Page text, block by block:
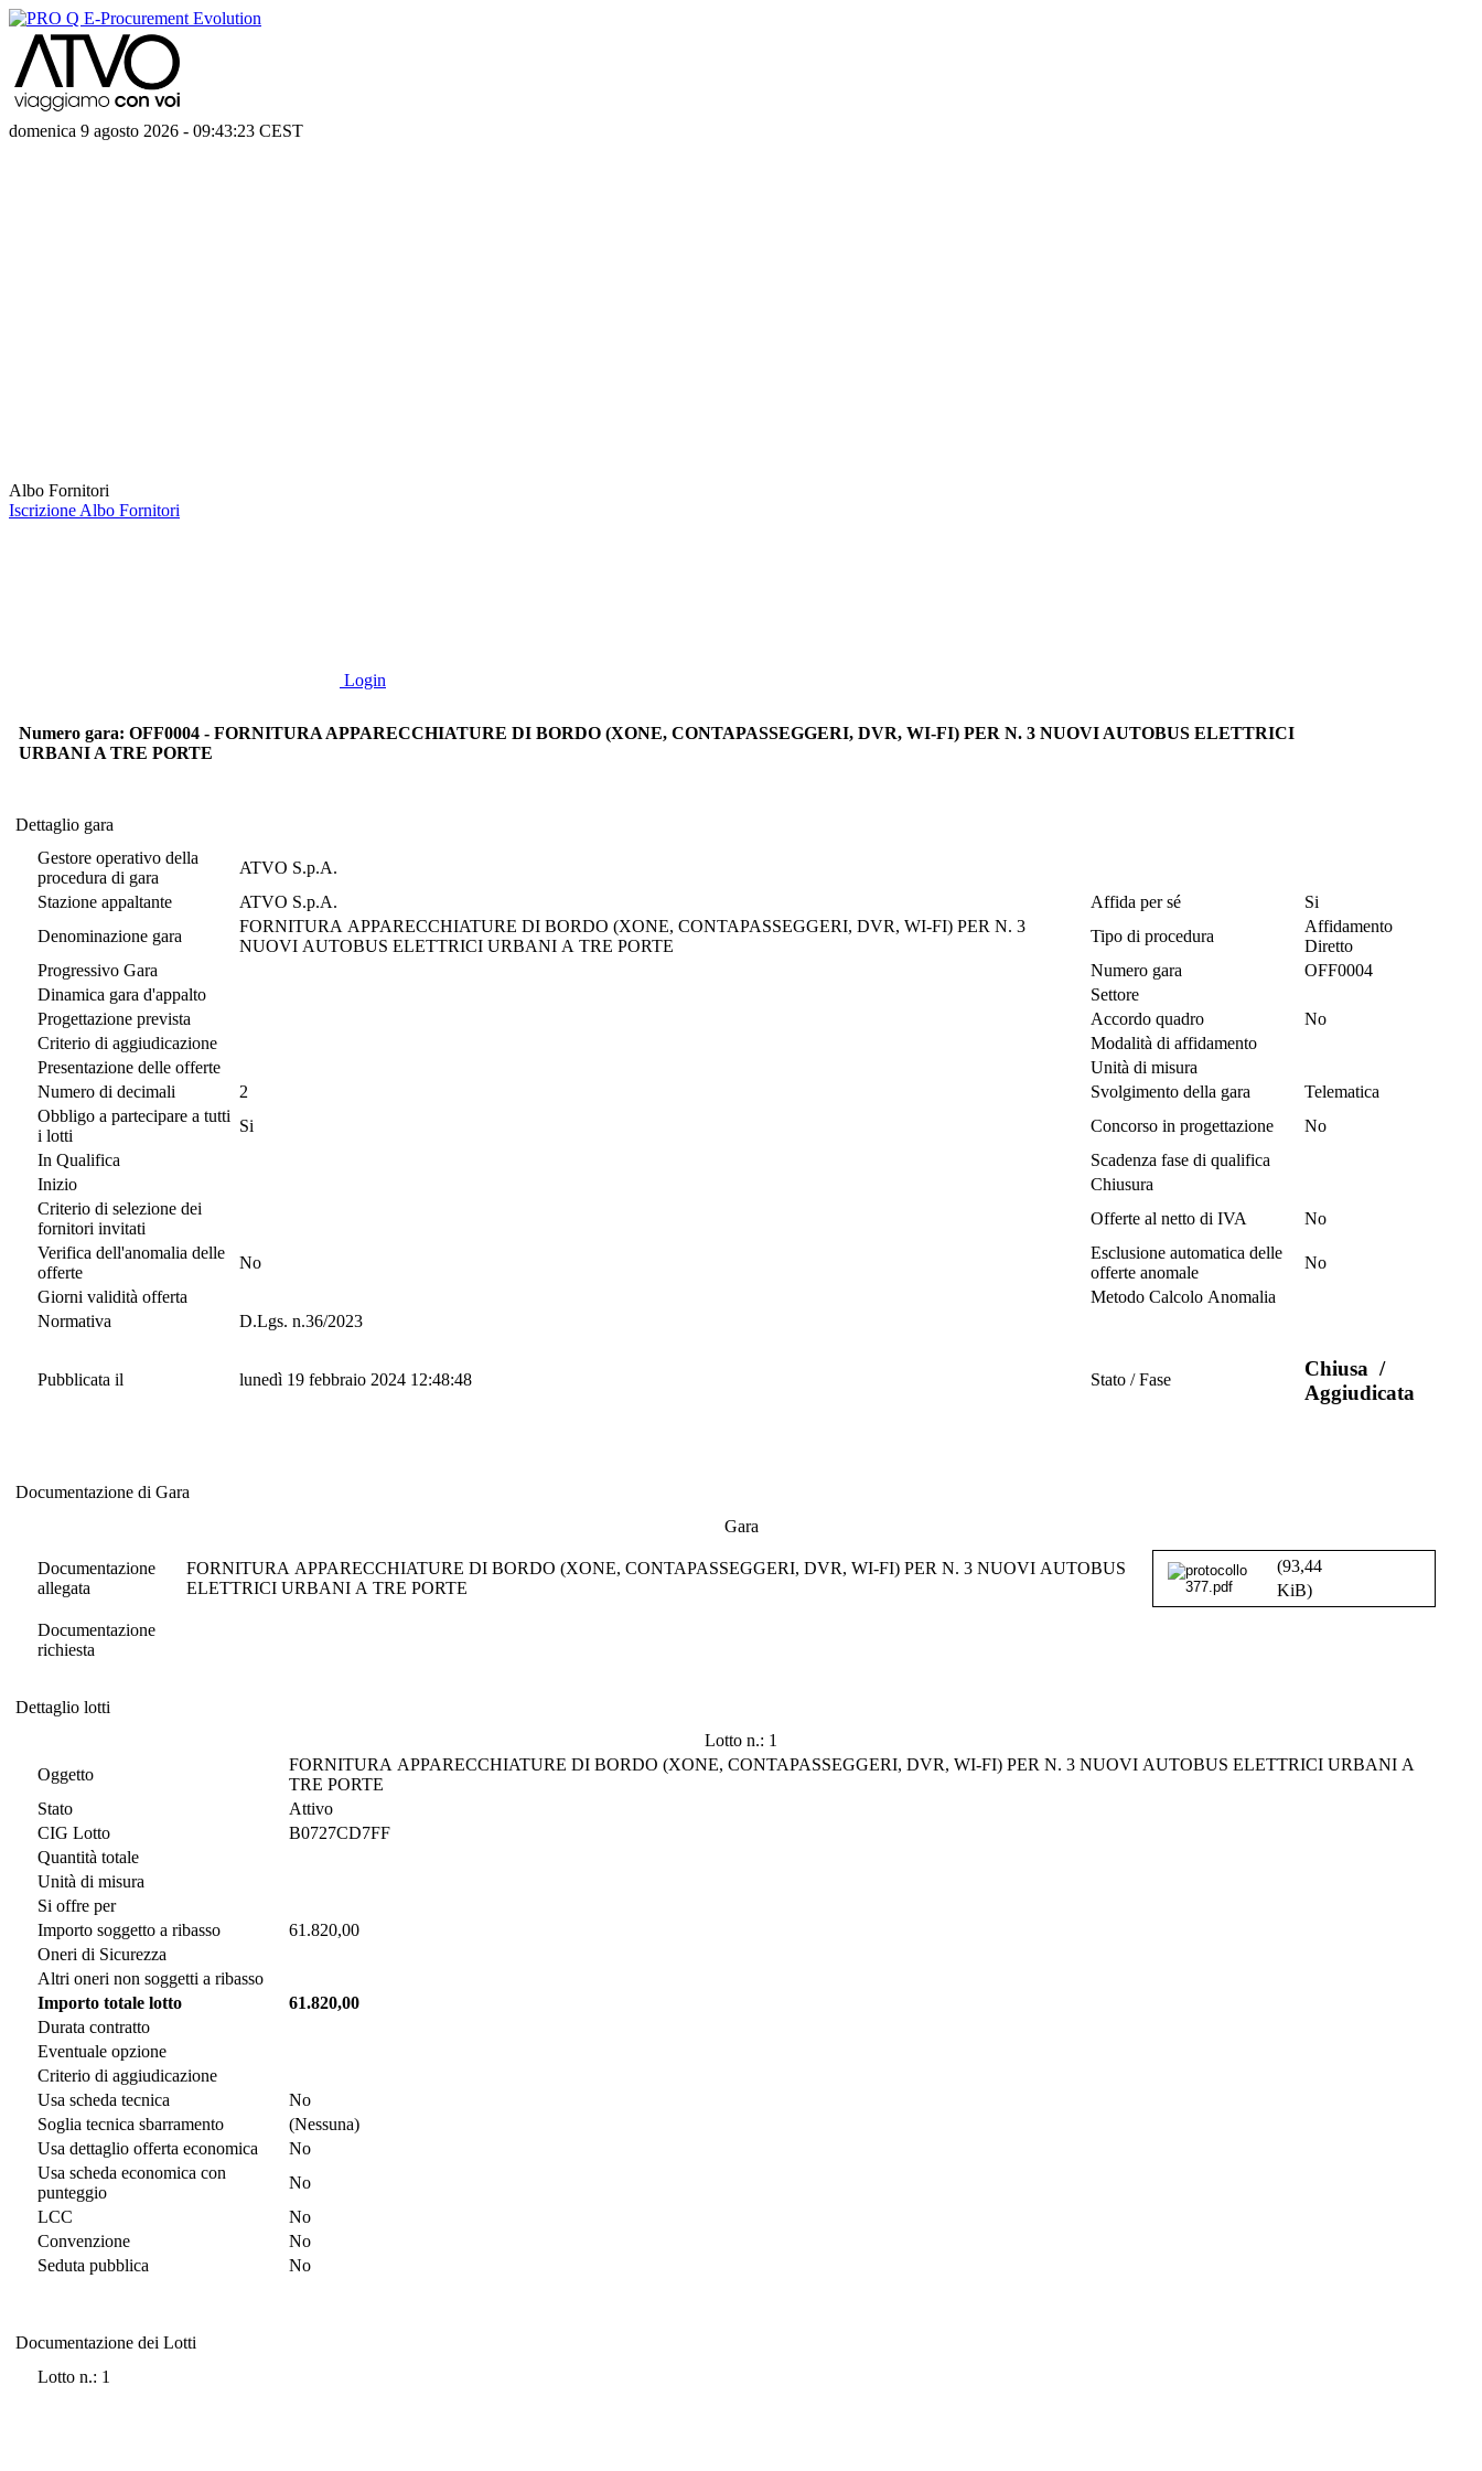
domenica 9 agosto 2026 - 09:43:23 CEST
Albo Fornitori
Iscrizione Albo Fornitori
Login
Numero gara: OFF0004 - FORNITURA APPARECCHIATURE DI BORDO (XONE, CONTAPASSEGGERI, DVR, WI-FI) PER N. 3 NUOVI AUTOBUS ELETTRICI
URBANI A TRE PORTE
Dettaglio gara
Gestore operativo della
procedura di gara
ATVO S.p.A.
Stazione appaltante
ATVO S.p.A. Affida per sé
Si
Denominazione gara
FORNITURA APPARECCHIATURE DI BORDO (XONE, CONTAPASSEGGERI, DVR, WI-FI) PER N. 3
NUOVI AUTOBUS ELETTRICI URBANI A TRE PORTE
Tipo di procedura
Affidamento
Diretto
Progressivo Gara
Numero gara
OFF0004
Dinamica gara d'appalto
Settore
Progettazione prevista
Accordo quadro
No
Criterio di aggiudicazione
Modalità di affidamento
Presentazione delle offerte
Unità di misura
Numero di decimali
2 Svolgimento della gara
Telematica
Obbligo a partecipare a tutti
i lotti
Si Concorso in progettazione
No
In Qualifica
Scadenza fase di qualifica
Inizio
Chiusura
Criterio di selezione dei
fornitori invitati
Offerte al netto di IVA
No
Verifica dell'anomalia delle
offerte
No
Esclusione automatica delle
offerte anomale
No
Giorni validità offerta
Metodo Calcolo Anomalia
Normativa
D.Lgs. n.36/2023
Pubblicata il lunedì 19 febbraio 2024 12:48:48 Stato / Fase Chiusa /
Aggiudicata
Documentazione di Gara
Gara
Documentazione
allegata
FORNITURA APPARECCHIATURE DI BORDO (XONE, CONTAPASSEGGERI, DVR, WI-FI) PER N. 3 NUOVI AUTOBUS
ELETTRICI URBANI A TRE PORTE
(93,44
KiB)
Documentazione
richiesta
Dettaglio lotti
Lotto n.: 1
Oggetto
FORNITURA APPARECCHIATURE DI BORDO (XONE, CONTAPASSEGGERI, DVR, WI-FI) PER N. 3 NUOVI AUTOBUS ELETTRICI URBANI A
TRE PORTE
Stato
Attivo
CIG Lotto
B0727CD7FF
Quantità totale
Unità di misura
Si offre per
Importo soggetto a ribasso
61.820,00
Oneri di Sicurezza
Altri oneri non soggetti a ribasso
Importo totale lotto
61.820,00
Durata contratto
Eventuale opzione
Criterio di aggiudicazione
Usa scheda tecnica
No
Soglia tecnica sbarramento
(Nessuna)
Usa dettaglio offerta economica
No
Usa scheda economica con
punteggio
No
LCC
No
Convenzione
No
Seduta pubblica
No
Documentazione dei Lotti
Lotto n.: 1